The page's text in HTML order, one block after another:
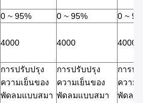
0 ~ 95% 0 ~ 95%
0 ~
4000 4000 4000
การปรับปรุง
ความเย็นของ
พัดลมแบบสมา
การปรับปรุง
ความเย็นของ
พัดลมแบบสมา
การป
ความ
พัดลม